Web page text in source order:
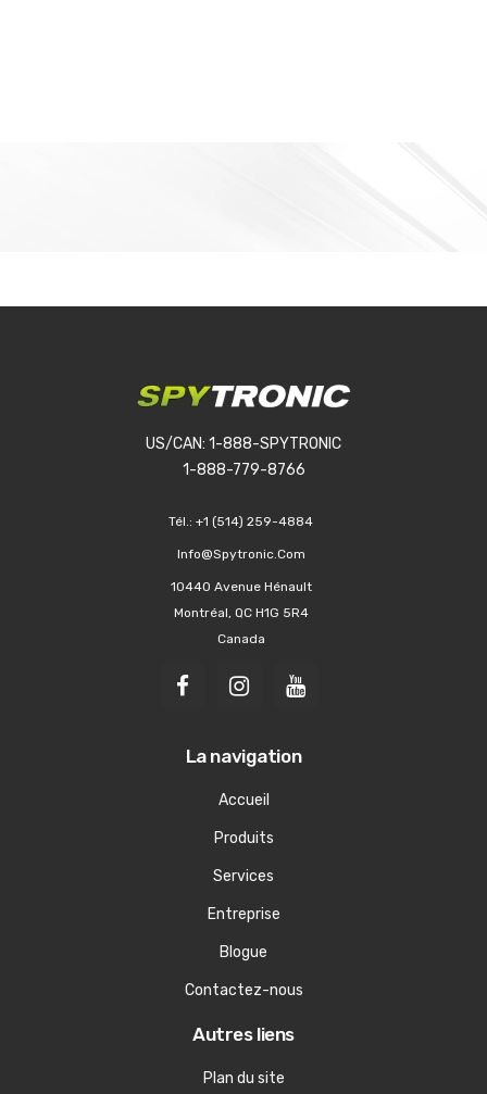
US/CAN: 1-888-SPYTRONIC
1-888-779-8766
Tél.: +1 (514) 259-4884
Info@spytronic.com
10440 Avenue Hénault
Montréal, QC H1G 5R4
Canada
La navigation
Accueil
Produits
Services
Entreprise
Blogue
Contactez-nous
Autres liens
Plan du site